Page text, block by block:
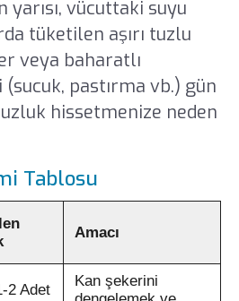
yarısı, vücuttaki suyu
tüketilen aşırı tuzlu
veya baharatlı
pastırma vb.) gün
hissetmenize neden
Tablosu
Amacı
2 Adet
Kan şekerini